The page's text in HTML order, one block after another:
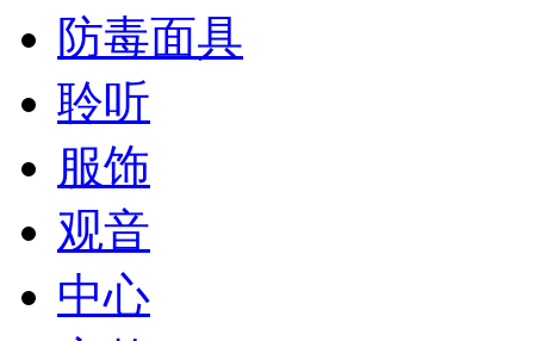
防毒面具
聆听
服饰
观音
中心